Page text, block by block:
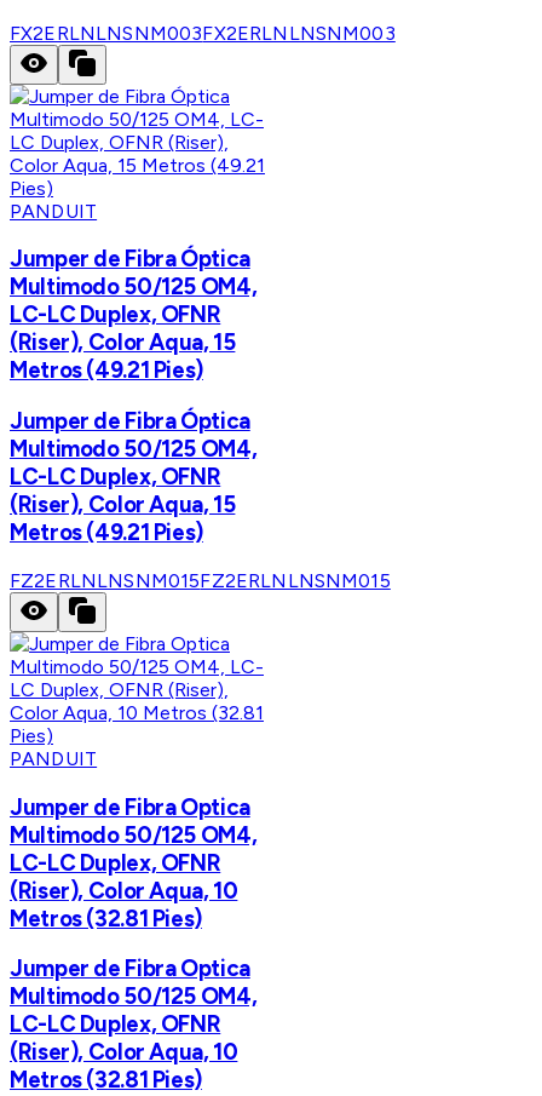
FX2ERLNLNSNM003FX2ERLNLNSNM003
PANDUIT
Jumper de Fibra Óptica
Multimodo 50/125 OM4,
LC-LC Duplex, OFNR
(Riser), Color Aqua, 15
Metros (49.21 Pies)
Jumper de Fibra Óptica
Multimodo 50/125 OM4,
LC-LC Duplex, OFNR
(Riser), Color Aqua, 15
Metros (49.21 Pies)
FZ2ERLNLNSNM015FZ2ERLNLNSNM015
PANDUIT
Jumper de Fibra Optica
Multimodo 50/125 OM4,
LC-LC Duplex, OFNR
(Riser), Color Aqua, 10
Metros (32.81 Pies)
Jumper de Fibra Optica
Multimodo 50/125 OM4,
LC-LC Duplex, OFNR
(Riser), Color Aqua, 10
Metros (32.81 Pies)